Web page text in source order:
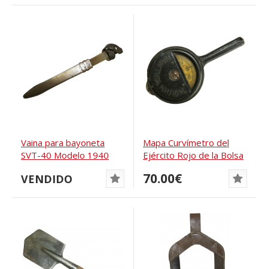
Vaina para bayoneta
SVT-40 Modelo 1940
VENDIDO
Mapa Curvímetro del
Ejército Rojo de la Bolsa
70.00€